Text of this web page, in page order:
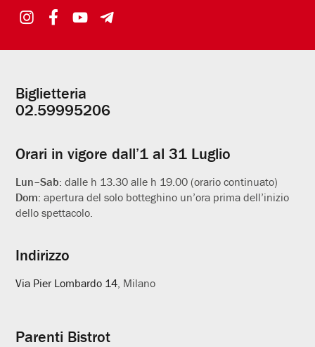
Informazioni
utili
Biglietteria
02.59995206
Orari in vigore dall’1 al 31 Luglio
Lun–Sab:dalle h 13.30 alle h 19.00 (orario continuato)
Dom:apertura del solo botteghino un’ora prima dell’inizio
dello spettacolo.
Indirizzo
Via Pier Lombardo 14 , Milano
Parenti Bistrot